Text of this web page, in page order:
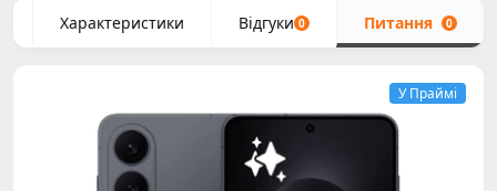
Характеристики Відгуки 0 Питання 0
У Праймі